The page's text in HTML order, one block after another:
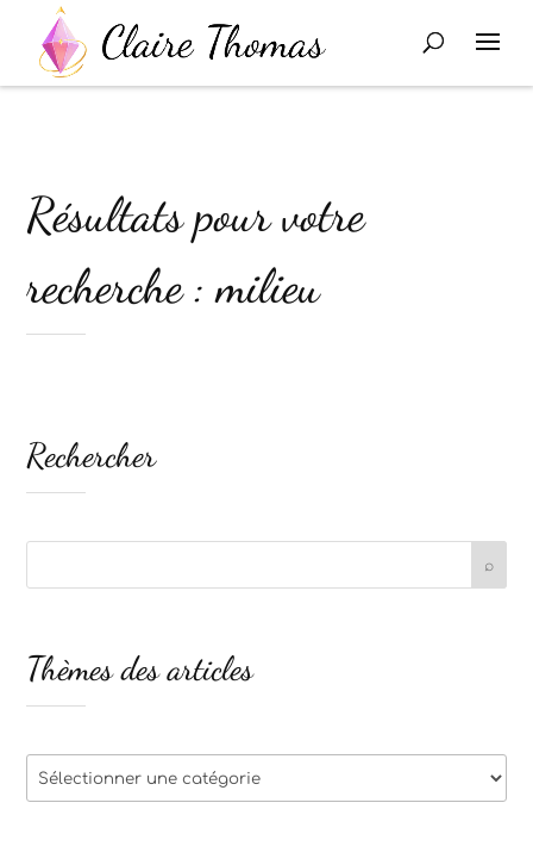
Résultats pour votre
recherche : milieu
Rechercher
Thèmes des articles
Thèmes
des